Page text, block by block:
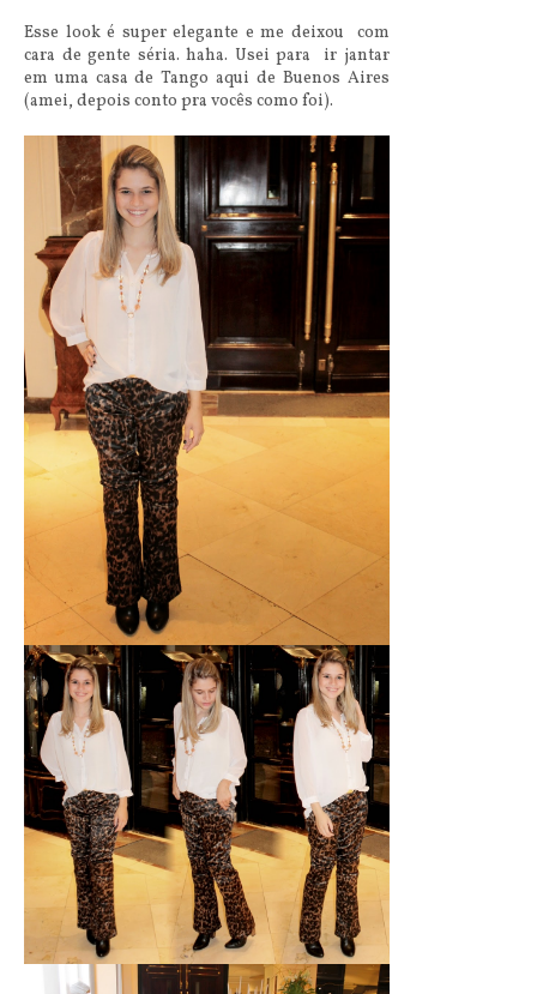
Esse look é super elegante e me deixou com
cara de gente séria. haha. Usei para ir jantar
em uma casa de Tango aqui de Buenos Aires
(amei, depois conto pra vocês como foi).